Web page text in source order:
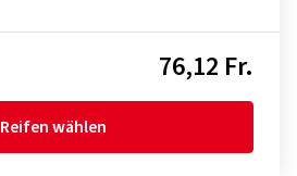
76,12 Fr.
Reifen wählen